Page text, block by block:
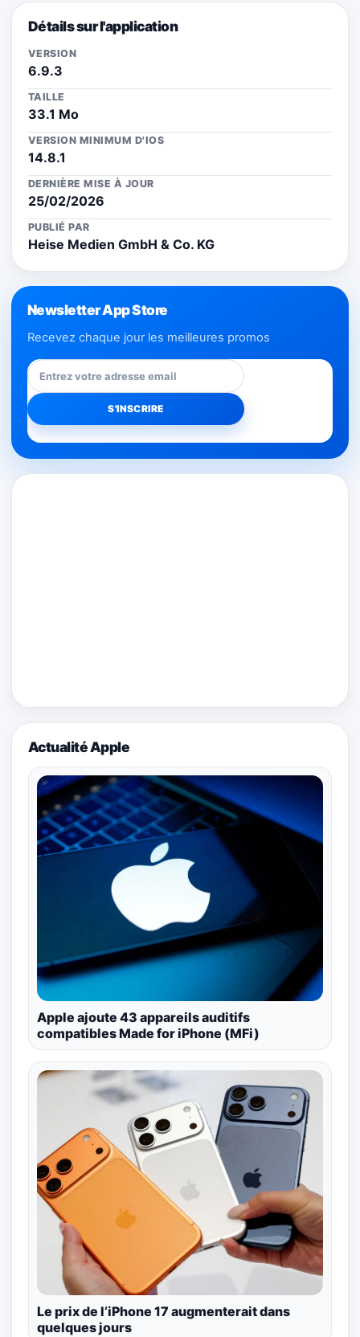
Détails sur l'application
VERSION
6.9.3
TAILLE
33.1 Mo
VERSION MINIMUM D'IOS
14.8.1
DERNIÈRE MISE À JOUR
25/02/2026
PUBLIÉ PAR
Heise Medien GmbH & Co. KG
Newsletter App Store
Recevez chaque jour les meilleures promos
Actualité Apple
Apple ajoute 43 appareils auditifs
compatibles Made for iPhone (MFi)
Le prix de l’iPhone 17 augmenterait dans
quelques jours